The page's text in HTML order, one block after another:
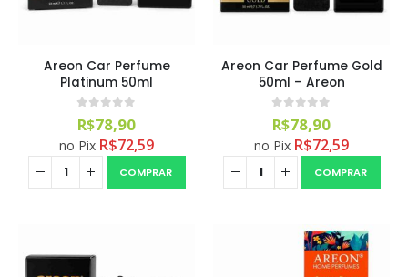
Areon Car Perfume
Platinum 50ml
R$78,90
no Pix R$72,59
COMPRAR
Areon Car Perfume Gold
50ml – Areon
R$78,90
no Pix R$72,59
COMPRAR
0out of 5
R$ 29,99
out of 5
234,99